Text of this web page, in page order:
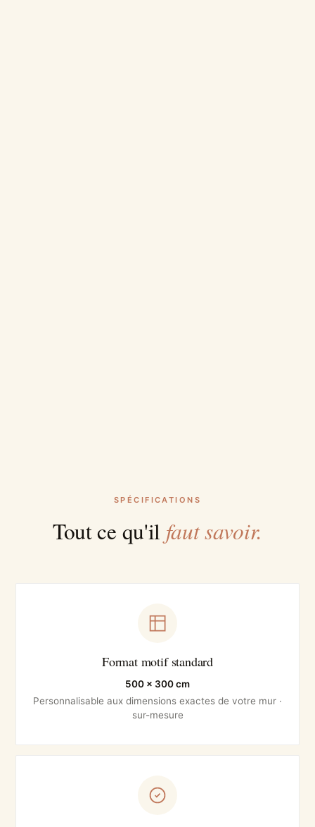
SPÉCIFICATIONS
Tout ce qu'il faut savoir.
Format motif standard
500 × 300 cm
Personnalisable aux dimensions exactes de votre mur ·
sur-mesure